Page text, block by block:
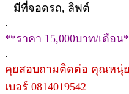
– มีที่จอดรถ, ลิฟต์
.
**ราคา 15,000บาท/เดือน
.
คุยสอบถามติดต่อ คุณหนุ่ย
เบอร์ 0814019542